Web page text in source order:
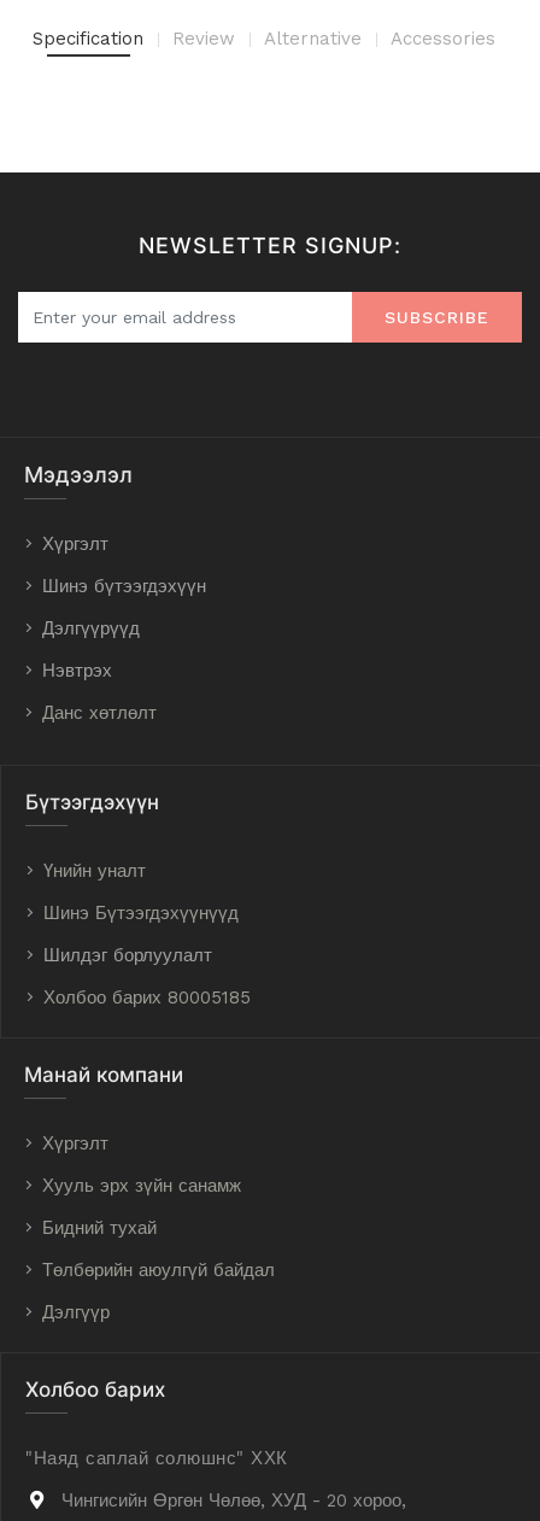
Specification Review Alternative Accessories
NEWSLETTER SIGNUP:
SUBSCRIBE
Мэдээлэл
Хүргэлт
Шинэ бүтээгдэхүүн
Дэлгүүрүүд
Нэвтрэх
Данс хөтлөлт
Бүтээгдэхүүн
Үнийн уналт
Шинэ Бүтээгдэхүүнүүд
Шилдэг борлуулалт
Холбоо барих 80005185
Манай компани
Хүргэлт
Хууль эрх зүйн санамж
Бидний тухай
Төлбөрийн аюулгүй байдал
Дэлгүүр
Холбоо барих
"Наяд саплай солюшнс" ХХК
Чингисийн Өргөн Чөлөө, ХУД - 20 хороо,